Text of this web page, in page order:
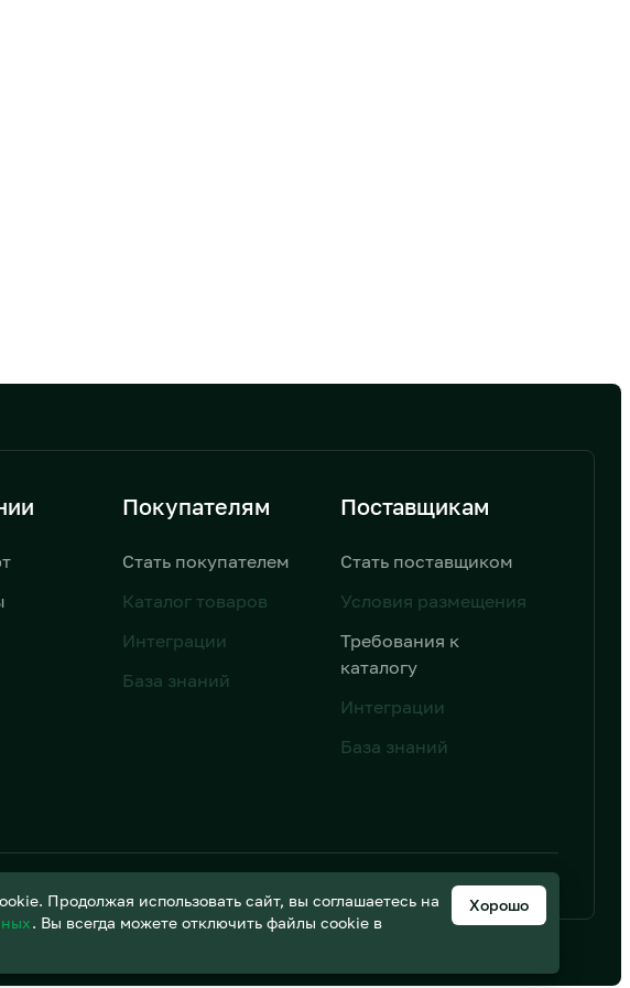
Покупателям
Стать покупателем
Каталог товаров
Интеграции
База знаний
Поставщикам
Стать поставщиком
Условия размещения
Требования к
каталогу
Интеграции
База знаний
Дизайн от AIC
Продолжая использовать сайт, вы соглашаетесь на
. Вы всегда можете отключить файлы cookie в
Хорошо